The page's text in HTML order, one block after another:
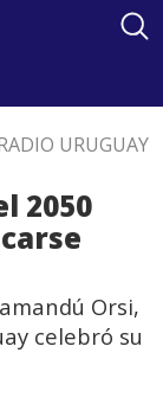
URUGUAY
2050
Orsi,
celebró su